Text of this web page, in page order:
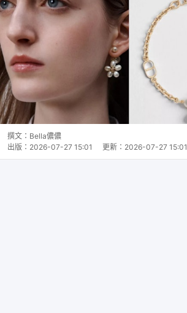
撰文： Bella儂儂
出版： 2026-07-27 15:01 更新： 2026-07-27 15:01